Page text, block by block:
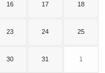
16 17 18
23 24 25
30 31 1